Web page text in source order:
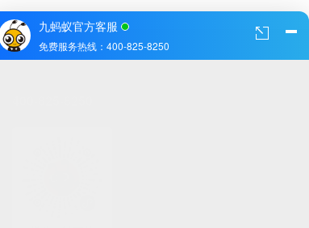
九蚂蚁官方客服
免费服务热线：400-825-8250